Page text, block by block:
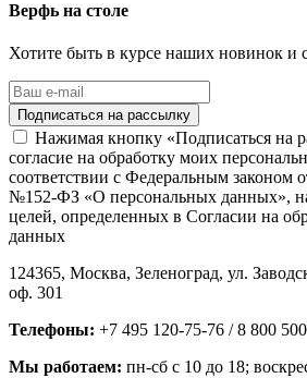
Верфь на столе
Хотите быть в курсе наших новинок и
Нажимая кнопку «Подписаться на
согласие на обработку моих
соответствии с Федеральным законом
№152-ФЗ «О персональных данных»,
целей, определенных в Согласии на
данных
124365, Москва, Зеленоград, ул.
оф. 301
Телефоны: +7 495 120-75-76 / 8 800
Мы работаем: пн-сб с 10 до 18;